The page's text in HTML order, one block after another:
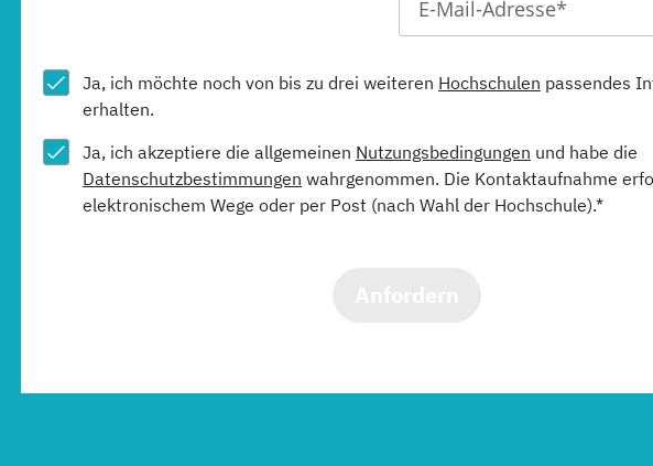
Ja, ich möchte noch von bis zu drei weiteren Hochschulen passendes
erhalten.
Ja, ich akzeptiere die allgemeinen Nutzungsbedingungen und habe die
Datenschutzbestimmungen wahrgenommen. Die Kontaktaufnahme
elektronischem Wege oder per Post (nach Wahl der Hochschule).*